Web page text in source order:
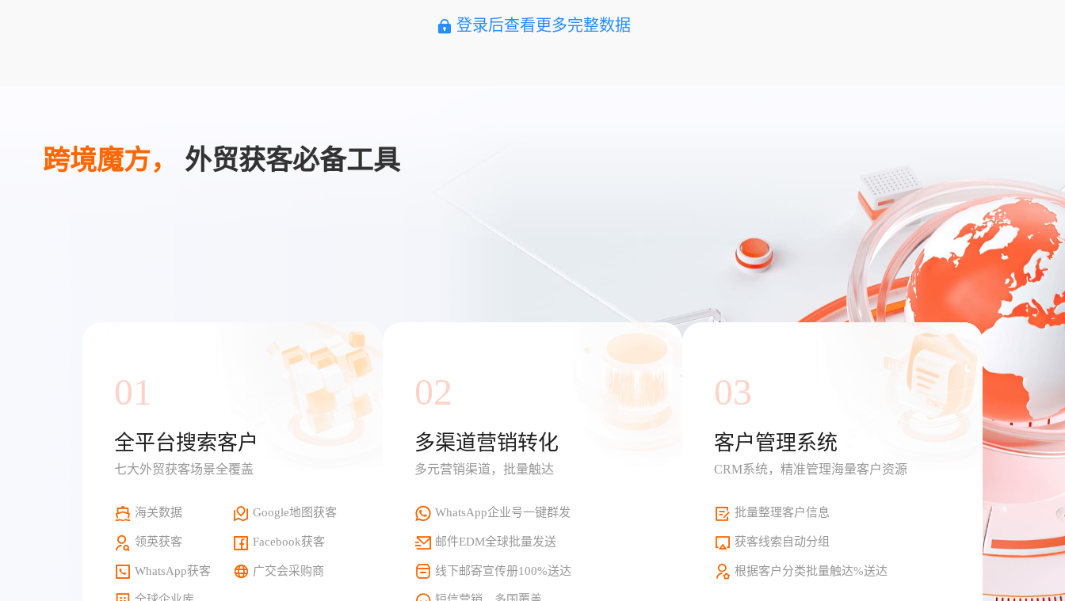
登录后查看更多完整数据
跨境魔方， 外贸获客必备工具
01
全平台搜索客户
七大外贸获客场景全覆盖
海关数据 Google地图获客
领英获客 Facebook获客
WhatsApp获客 广交会采购商
02
多渠道营销转化
多元营销渠道，批量触达
WhatsApp企业号一键群发
邮件EDM全球批量发送
线下邮寄宣传册100%送达
03
客户管理系统
CRM系统，精准管理海量客户资源
批量整理客户信息
获客线索自动分组
根据客户分类批量触达%送达